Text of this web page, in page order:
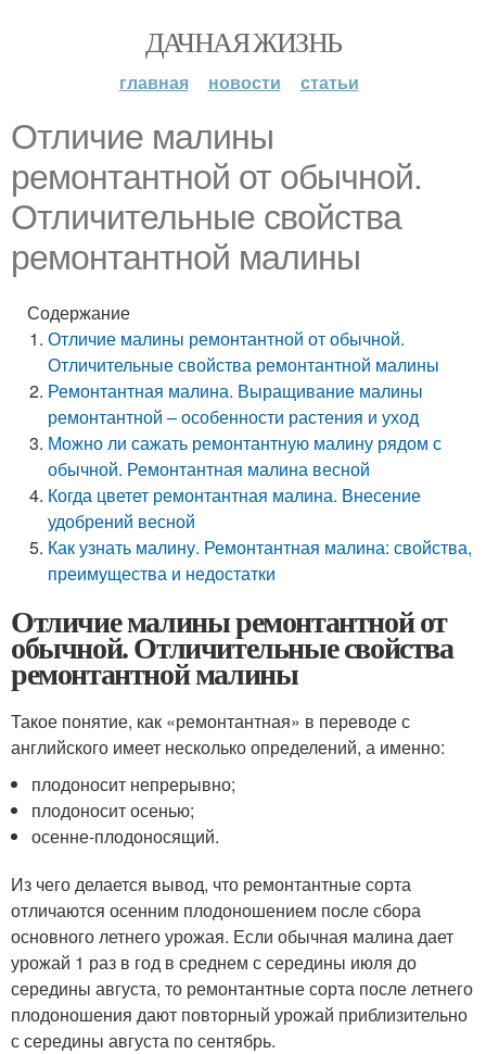
ДАЧНАЯ ЖИЗНЬ
главная новости статьи
Отличие малины
ремонтантной от обычной.
Отличительные свойства
ремонтантной малины
Содержание
Отличие малины ремонтантной от обычной.
Отличительные свойства ремонтантной малины
Ремонтантная малина. Выращивание малины
ремонтантной – особенности растения и уход
Можно ли сажать ремонтантную малину рядом с
обычной. Ремонтантная малина весной
Когда цветет ремонтантная малина. Внесение
удобрений весной
Как узнать малину. Ремонтантная малина: свойства,
преимущества и недостатки
Отличие малины ремонтантной от
обычной. Отличительные свойства
ремонтантной малины
Такое понятие, как «ремонтантная» в переводе с
английского имеет несколько определений, а именно:
плодоносит непрерывно;
плодоносит осенью;
осенне-плодоносящий.
Из чего делается вывод, что ремонтантные сорта
отличаются осенним плодоношением после сбора
основного летнего урожая. Если обычная малина дает
урожай 1 раз в год в среднем с середины июля до
середины августа, то ремонтантные сорта после летнего
плодоношения дают повторный урожай приблизительно
с середины августа по сентябрь.